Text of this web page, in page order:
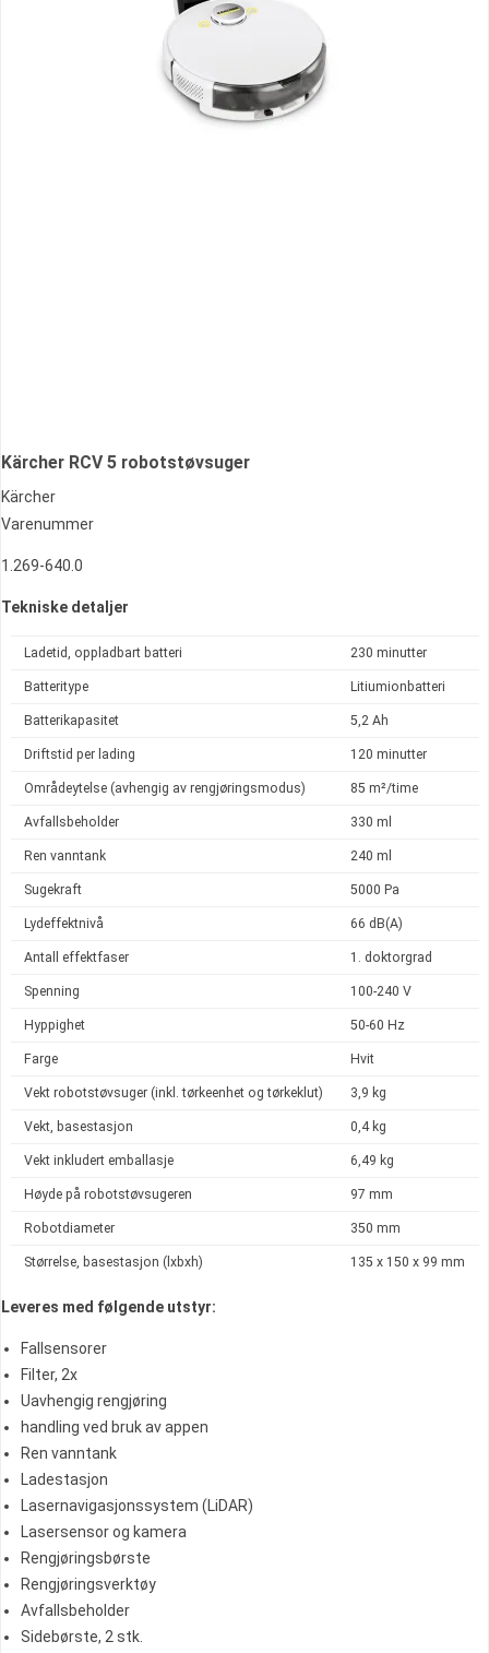
Kärcher RCV 5 robotstøvsuger
Kärcher
Varenummer
1.269-640.0
Tekniske detaljer
Ladetid, oppladbart batteri 230 minutter
Batteritype Litiumionbatteri
Batterikapasitet 5,2 Ah
Driftstid per lading 120 minutter
Områdeytelse (avhengig av rengjøringsmodus) 85 m²/time
Avfallsbeholder 330 ml
Ren vanntank 240 ml
Sugekraft 5000 Pa
Lydeffektnivå 66 dB(A)
Antall effektfaser 1. doktorgrad
Spenning 100-240 V
Hyppighet 50-60 Hz
Farge Hvit
Vekt robotstøvsuger (inkl. tørkeenhet og tørkeklut) 3,9 kg
Vekt, basestasjon 0,4 kg
Vekt inkludert emballasje 6,49 kg
Høyde på robotstøvsugeren 97 mm
Robotdiameter 350 mm
Størrelse, basestasjon (lxbxh) 135 x 150 x 99 mm
Leveres med følgende utstyr:
Fallsensorer
Filter, 2x
Uavhengig rengjøring
handling ved bruk av appen
Ren vanntank
Ladestasjon
Lasernavigasjonssystem (LiDAR)
Lasersensor og kamera
Rengjøringsbørste
Rengjøringsverktøy
Avfallsbeholder
Sidebørste, 2 stk.